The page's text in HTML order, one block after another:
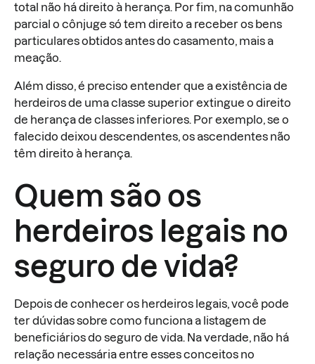
total não há direito à herança. Por fim, na comunhão
parcial o cônjuge só tem direito a receber os bens
particulares obtidos antes do casamento, mais a
meação.
Além disso, é preciso entender que a existência de
herdeiros de uma classe superior extingue o direito
de herança de classes inferiores. Por exemplo, se o
falecido deixou descendentes, os ascendentes não
têm direito à herança.
Quem são os
herdeiros legais no
seguro de vida?
Depois de conhecer os herdeiros legais, você pode
ter dúvidas sobre como funciona a listagem de
beneficiários do seguro de vida. Na verdade, não há
relação necessária entre esses conceitos no